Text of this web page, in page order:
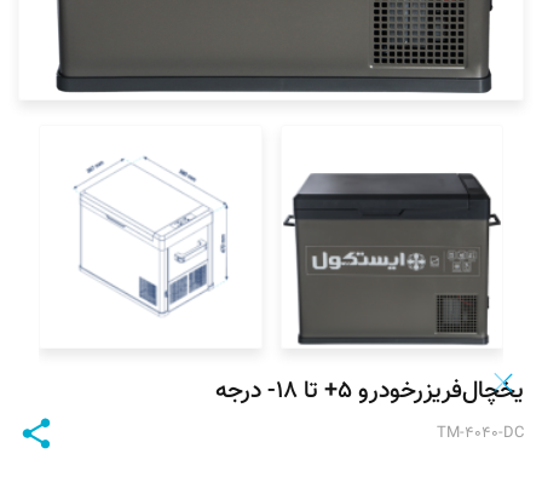
یخچال‌فریزرخودرو ۵+ تا ۱۸- درجه
TM-۴۰۴۰-DC